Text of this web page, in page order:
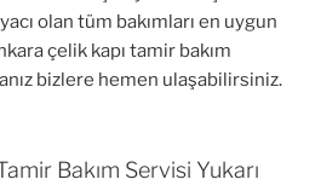
olan tüm bakımları en uygun
çelik kapı tamir bakım
bizlere hemen ulaşabilirsiniz.
Bakım Servisi Yukarı